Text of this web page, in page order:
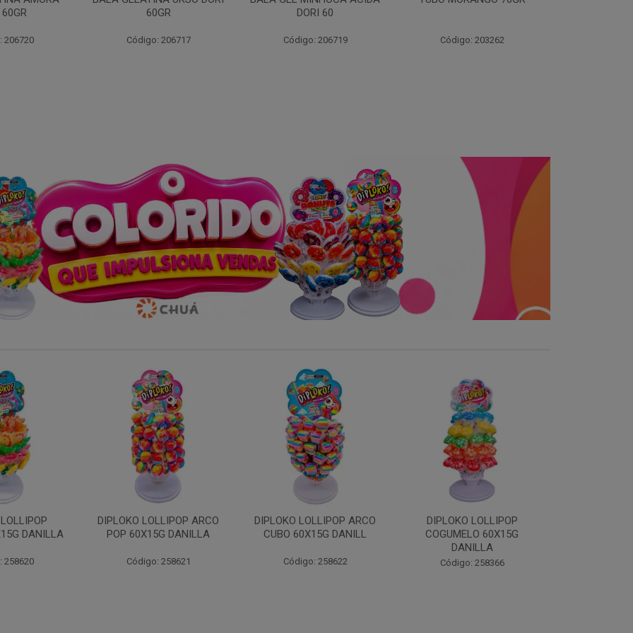
206717
DORI 60
Código: 206719 Código: 203262 Código: 203264
ARCO
DANILLA
258621
DIPLOKO LOLLIPOP ARCO
CUBO 60X15G DANILL
Código: 258622
DIPLOKO LOLLIPOP
COGUMELO 60X15G
Código: 258366
DIPLOKO LOLLIPOP MONST
60X15G DANILLA
Código: 258369